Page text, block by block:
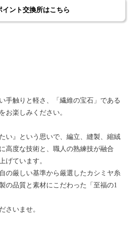
イント交換所はこちら
手触りと軽さ、「繊維の宝石」である
お楽しみください。
い』という思いで、編立、縫製、縮絨
高度な技術と、職人の熟練技が融合
げています。
の厳しい基準から厳選したカシミヤ糸
の品質と素材にこだわった「至福の1
さいませ。